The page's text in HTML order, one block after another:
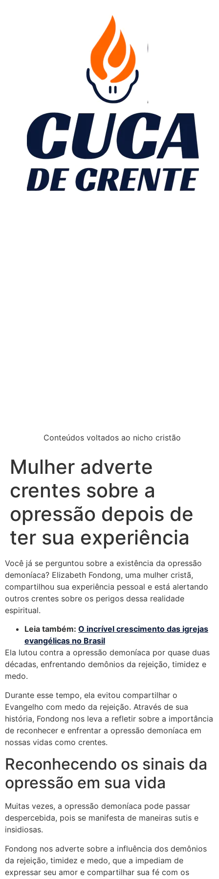
Conteúdos voltados ao nicho cristão
Mulher adverte
crentes sobre a
opressão depois de
ter sua experiência
Você já se perguntou sobre a existência da opressão
demoníaca? Elizabeth Fondong, uma mulher cristã,
compartilhou sua experiência pessoal e está alertando
outros crentes sobre os perigos dessa realidade
espiritual.
Leia também: O incrível crescimento das igrejas
evangélicas no Brasil
Ela lutou contra a opressão demoníaca por quase duas
décadas, enfrentando demônios da rejeição, timidez e
medo.
Durante esse tempo, ela evitou compartilhar o
Evangelho com medo da rejeição. Através de sua
história, Fondong nos leva a refletir sobre a importância
de reconhecer e enfrentar a opressão demoníaca em
nossas vidas como crentes.
Reconhecendo os sinais da
opressão em sua vida
Muitas vezes, a opressão demoníaca pode passar
despercebida, pois se manifesta de maneiras sutis e
insidiosas.
Fondong nos adverte sobre a influência dos demônios
da rejeição, timidez e medo, que a impediam de
expressar seu amor e compartilhar sua fé com os